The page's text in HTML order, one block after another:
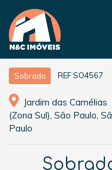
Sobrado REF SO4567
Jardim das Camélias
(Zona Sul), São Paulo,
Paulo